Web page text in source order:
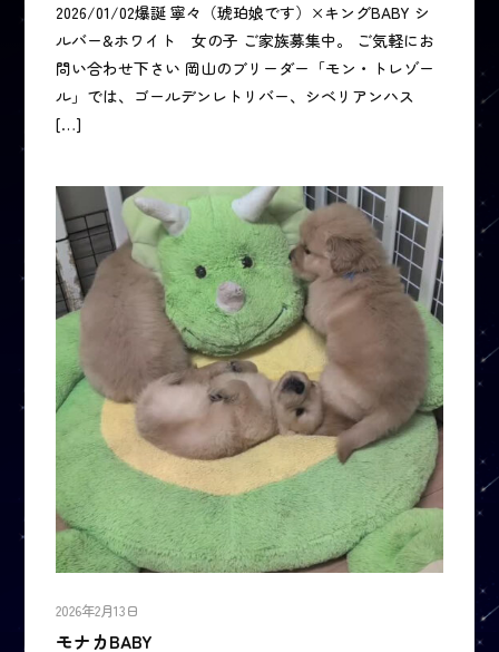
2026/01/02爆誕 寧々（琥珀娘です）×キングBABY シ
ルバー&ホワイト 女の子 ご家族募集中。 ご気軽にお
問い合わせ下さい 岡山のブリーダー「モン・トレゾー
ル」では、ゴールデンレトリバー、シベリアンハス
[…]
2026年2月13日
モナカBABY